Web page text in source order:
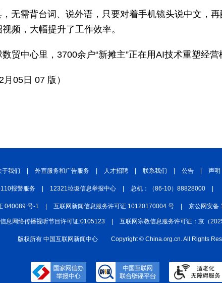
无需背台词、说外语，只要对着手机镜头说中文，
频，大幅提升了工作效率。
贸中心里，3700余户“新摊主”正在用AI技术重塑经营
05日 07 版）
于我们 外宣服务和广告服务 人才招聘 联系我们 公告 声明
110报警服务 12321垃圾信息举报中心 总机：（86-10）88828000
040089 号-1 互联网新闻信息服务许可证 10120170004 号 京公网安备
信息网络传播视听节目许可证:0105123 互联网宗教信息服务许可证：京（
版权所有 中国互联网新闻中心 Copyright © China.org.cn. All Rights